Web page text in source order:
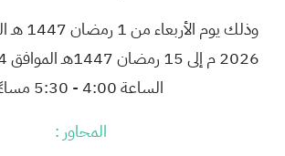
2026 م إلى 15 رمضان 1447هـ الموافق 4 مارس 2026 م
الساعة 4:00 - 5:30 مساءً
المحاور :